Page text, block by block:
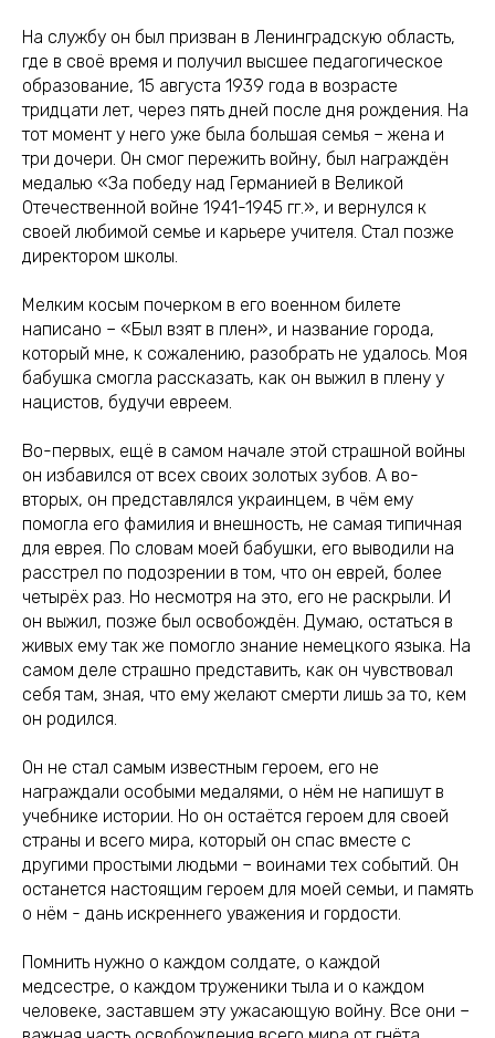
На службу он был призван в Ленинградскую область,
где в своё время и получил высшее педагогическое
образование, 15 августа 1939 года в возрасте
тридцати лет, через пять дней после дня рождения. На
тот момент у него уже была большая семья – жена и
три дочери. Он смог пережить войну, был награждён
медалью «За победу над Германией в Великой
Отечественной войне 1941-1945 гг.», и вернулся к
своей любимой семье и карьере учителя. Стал позже
директором школы.
Мелким косым почерком в его военном билете
написано – «Был взят в плен», и название города,
который мне, к сожалению, разобрать не удалось. Моя
бабушка смогла рассказать, как он выжил в плену у
нацистов, будучи евреем.
Во-первых, ещё в самом начале этой страшной войны
он избавился от всех своих золотых зубов. А во-
вторых, он представлялся украинцем, в чём ему
помогла его фамилия и внешность, не самая типичная
для еврея. По словам моей бабушки, его выводили на
расстрел по подозрении в том, что он еврей, более
четырёх раз. Но несмотря на это, его не раскрыли. И
он выжил, позже был освобождён. Думаю, остаться в
живых ему так же помогло знание немецкого языка. На
самом деле страшно представить, как он чувствовал
себя там, зная, что ему желают смерти лишь за то, кем
он родился.
Он не стал самым известным героем, его не
награждали особыми медалями, о нём не напишут в
учебнике истории. Но он остаётся героем для своей
страны и всего мира, который он спас вместе с
другими простыми людьми – воинами тех событий. Он
останется настоящим героем для моей семьи, и память
о нём - дань искреннего уважения и гордости.
Помнить нужно о каждом солдате, о каждой
медсестре, о каждом труженики тыла и о каждом
человеке, заставшем эту ужасающую войну. Все они –